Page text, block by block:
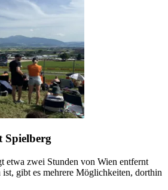
Spielberg
etwa zwei Stunden von Wien entfernt
gibt es mehrere Möglichkeiten, dorthin